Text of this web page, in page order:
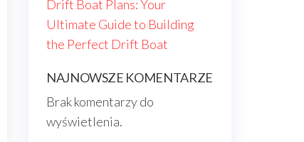
Drift Boat Plans: Your
Ultimate Guide to Building
the Perfect Drift Boat
NAJNOWSZE KOMENTARZE
Brak komentarzy do
wyświetlenia.